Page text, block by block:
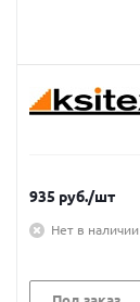
935 руб./шт
Нет в наличии